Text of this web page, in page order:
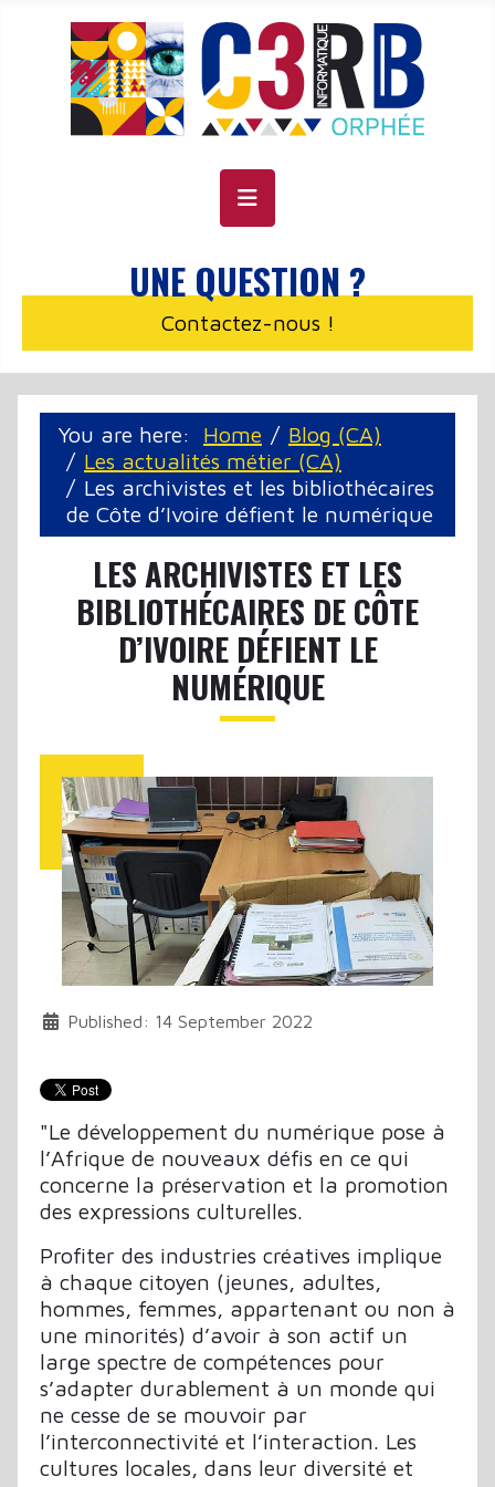
UNE QUESTION ?
Contactez-nous !
You are here: Home
Blog (CA)
Les actualités métier (CA)
Les archivistes et les bibliothécaires
de Côte d’Ivoire défient le numérique
LES ARCHIVISTES ET LES
BIBLIOTHÉCAIRES DE CÔTE
D’IVOIRE DÉFIENT LE
NUMÉRIQUE
Published: 14 September 2022
"Le développement du numérique pose à
l’Afrique de nouveaux défis en ce qui
concerne la préservation et la promotion
des expressions culturelles.
Profiter des industries créatives implique
à chaque citoyen (jeunes, adultes,
hommes, femmes, appartenant ou non à
une minorités) d’avoir à son actif un
large spectre de compétences pour
s’adapter durablement à un monde qui
ne cesse de se mouvoir par
l’interconnectivité et l’interaction. Les
cultures locales, dans leur diversité et